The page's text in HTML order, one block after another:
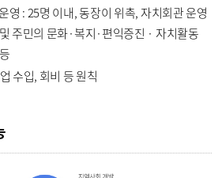
영 : 25명 이내, 동장이 위촉, 자치회관 운영
주민의 문화·복지·편익증진 · 자치활동
수입, 회비 등 원칙